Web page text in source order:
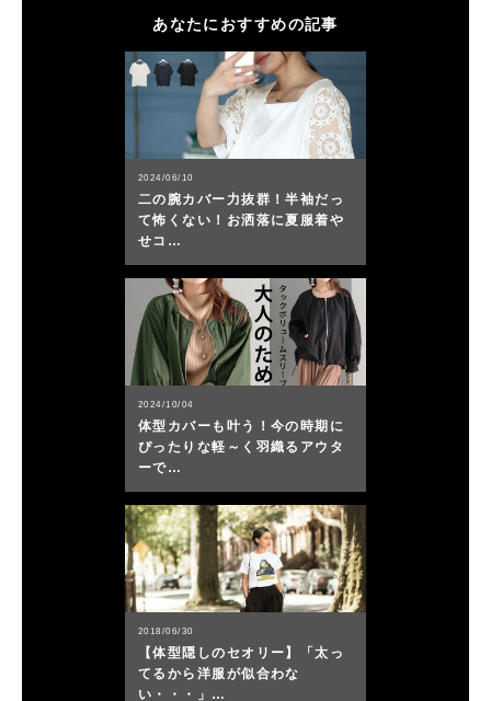
あなたにおすすめの記事
2024/06/10
二の腕カバー力抜群！半袖だっ
て怖くない！お洒落に夏服着や
せコ…
2024/10/04
体型カバーも叶う！今の時期に
ぴったりな軽～く羽織るアウタ
ーで…
2018/06/30
【体型隠しのセオリー】「太っ
てるから洋服が似合わな
い・・・」…